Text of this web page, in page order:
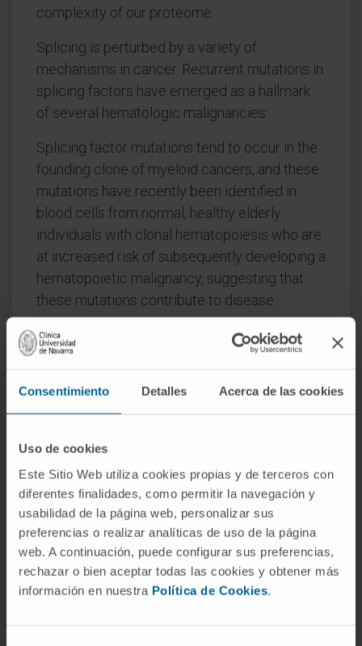
Consentimiento Detalles Acerca de las cookies
Uso de cookies
Este Sitio Web utiliza cookies propias y de terceros con
diferentes finalidades, como permitir la navegación y
usabilidad de la página web, personalizar sus
preferencias o realizar analíticas de uso de la página
web. A continuación, puede configurar sus preferencias,
rechazar o bien aceptar todas las cookies y obtener más
información en nuestra Política de Cookies.
complexity of our proteome.
Splicing is perturbed by a variety of
mechanisms in cancer. Recurrent mutations in
splicing factors have emerged as a hallmark
of several hematologic malignancies.
Splicing factor mutations tend to occur in the
founding clone of myeloid cancers, and these
mutations have recently been identified in
blood cells from normal, healthy elderly
individuals with clonal hematopoiesis who are
at increased risk of subsequently developing a
hematopoietic malignancy, suggesting that
these mutations contribute to disease
initiation.
Splicing factor mutations change the pattern
hematopoietic cells and alter hematopoietic
models.
Recent developments in this field are
reviewed here, with an emphasis on the
clinical consequences of splicing factor
mutations, mechanistic insights from animal
models, and implications for development of
novel therapies targeting the precursor mRNA